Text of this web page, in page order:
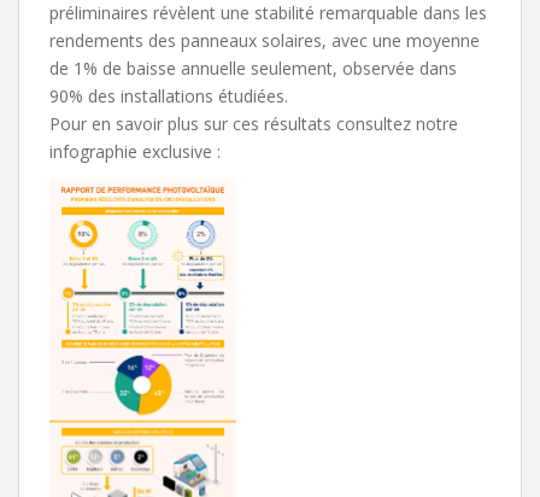
préliminaires révèlent une stabilité remarquable dans les
rendements des panneaux solaires, avec une moyenne
de 1% de baisse annuelle seulement, observée dans
90% des installations étudiées.
Pour en savoir plus sur ces résultats consultez notre
infographie exclusive :